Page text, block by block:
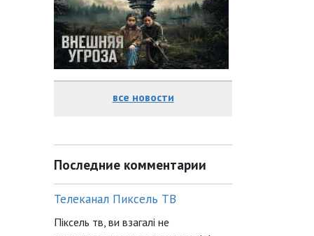
все новости
Последние комментарии
Телеканал Пиксель ТВ
Піксель тв, ви взагалі не